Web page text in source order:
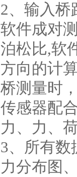
2、输入桥
软件成对
泊松比,软
方向的计
桥测量时
传感器配
力、力、
3、所有数
力分布图